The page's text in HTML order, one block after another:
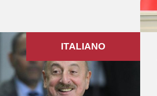
ITALIANO